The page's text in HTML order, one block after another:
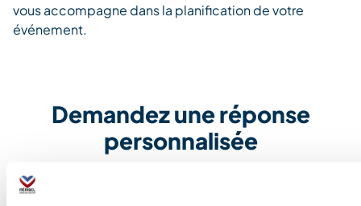
vous accompagne dans la planification de votre
événement.
Demandez une réponse
personnalisée
Contactez Véronique ROGER au +33 (0)4.79.00.88.46